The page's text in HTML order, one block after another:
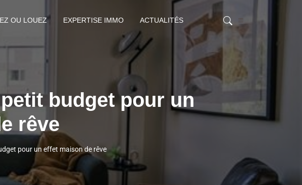
OU LOUEZ EXPERTISE IMMO ACTUALITÉS
budget pour un
rêve
pour un effet maison de rêve